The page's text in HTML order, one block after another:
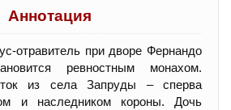
Аннотация
отравитель при дворе Фернандо
ревностным монахом.
из села Запруды – сперва
и наследником короны. Дочь